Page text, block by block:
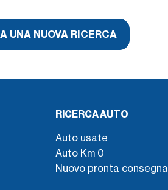
UNA NUOVA RICERCA
RICERCA AUTO
Auto usate
Auto Km 0
Nuovo pronta consegna